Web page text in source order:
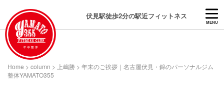
伏見駅徒歩2分の駅近フィットネス
MENU
Home > column > 上嶋勝 > 年末のご挨拶｜名古屋伏見・錦のパーソナルジム
整体YAMATO355